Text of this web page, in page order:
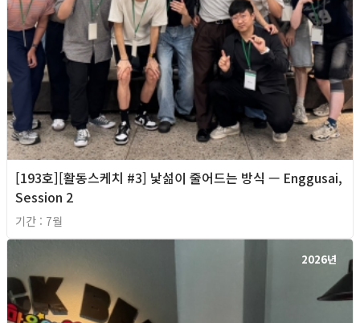
[193호][활동스케치 #3] 낯섦이 줄어드는 방식 — Enggusai,
Session 2
기간 : 7월
2026년